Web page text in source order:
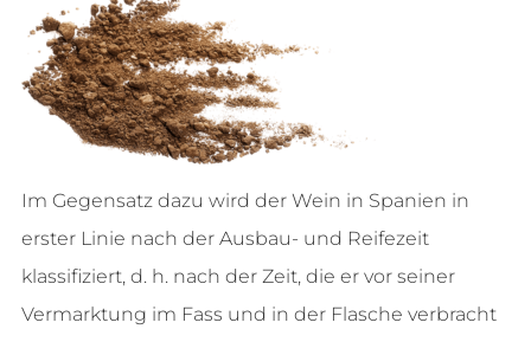
Im Gegensatz dazu wird der Wein in Spanien in
erster Linie nach der Ausbau- und Reifezeit
klassifiziert, d. h. nach der Zeit, die er vor seiner
Vermarktung im Fass und in der Flasche verbracht